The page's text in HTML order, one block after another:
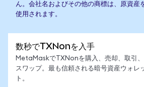
ん。会社名およびその他の商標は、原資産
使用されます。
数秒でTXNonを入手
MetaMaskでTXNonを購入、売却、取引、
スワップ。最も信頼される暗号資産ウォレ
ト。